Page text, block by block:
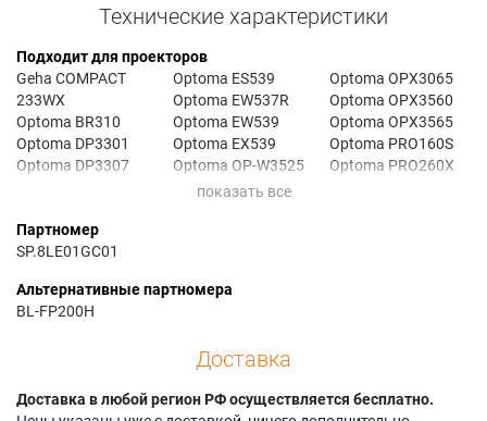
Технические характеристики
Подходит для проекторов
Geha COMPACT
233WX
Optoma BR310
Optoma DP3301
Optoma DP3307
Optoma DW312
Optoma ES529
Optoma ES539
Optoma EW537R
Optoma EW539
Optoma EX539
Optoma OP-W3525
Optoma OPW3220
Optoma OPX3065
Optoma OPX3560
Optoma OPX3565
Optoma PRO160S
Optoma PRO260X
Партномер
SP.8LE01GC01
Альтернативные партномера
BL-FP200H
Доставка
Доставка в любой регион РФ осуществляется бесплатно.